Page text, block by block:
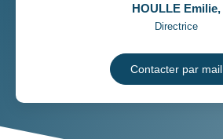
HOULLE Emilie,
Directrice
Contacter par mail